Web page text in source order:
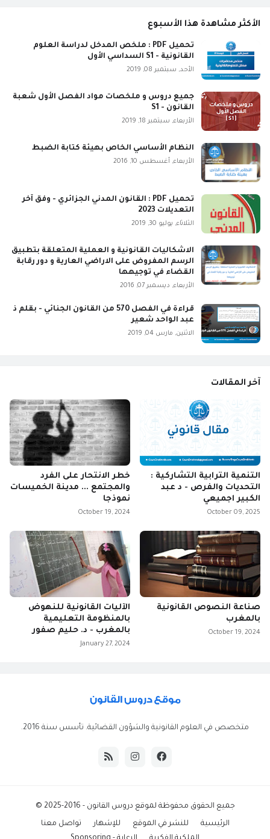
الأكثر مشاهدة هذا الأسبوع
تحميل PDF : ملخص المدخل لدراسة العلوم
القانونية - S1 السداسي الأول
الأحد, سبتمبر 08, 2019
جميع دروس و ملخصات مواد الفصل الأول شعبة
القانون - S1
الأربعاء, سبتمبر 18, 2019
النظام الأساسي الخاص بهيئة كتابة الضبط
الأربعاء, أغسطس 10, 2016
تحميل PDF : القانون المدني الجزائري - وفق آخر
التعديلات 2023
الثلاثاء, يوليو 30, 2019
الاشكاليات القانونية و العملية المتعلقة بتطبيق
الرسم المفروض على الاراضي العارية و دور رقابة
القضاء في توجيهها
الأربعاء, ديسمبر 07, 2016
قراءة في الفصل 570 من القانون الجنائي - بقلم ذ
عبد الواحد شعير
الاثنين, مارس 04, 2019
آخر المقالات
التنمية الترابية التشاركية :
التحديات والفرص - د عبد
الكبير اجميعي
October 09, 2025
خطر الانتحار على الفرد
والمجتمع ... مدينة الخميسات
نموذجا
October 19, 2024
صناعة النصوص القانونية
بالمغرب
October 19, 2024
الآليات القانونية للنهوض
بالمنظومة التعليمية
بالمغرب - د. حليم صفور
January 27, 2024
متخصص في العلوم القانونية والشؤون القضائية. تأسس سنة 2016.
جميع الحقوق محفوظة لموقع دروس القانون- 2016-2025 ©
الرئيسية للنشر في الموقع للإشهار
تواصل معنا